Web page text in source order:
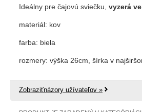
Ideálny pre čajovú sviečku, vyzerá
materiál: kov
farba: biela
rozmery: výška 26cm, šírka v
Zobraziťnázory užívateľov »